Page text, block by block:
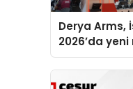
Derya Arms,
2026’da
global
sergiledi